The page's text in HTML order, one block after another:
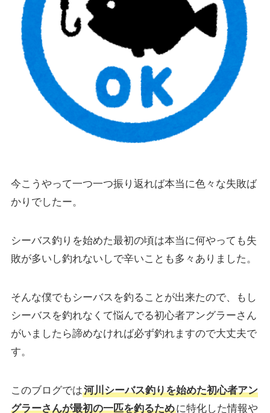
今こうやって一つ一つ振り返れば本当に色々な失敗ば
かりでしたー。
シーバス釣りを始めた最初の頃は本当に何やっても失
敗が多いし釣れないしで辛いことも多々ありました。
そんな僕でもシーバスを釣ることが出来たので、もし
シーバスを釣れなくて悩んでる初心者アングラーさん
がいましたら諦めなければ必ず釣れますので大丈夫で
す。
このブログでは河川シーバス釣りを始めた初心者アン
グラーさんが最初の一匹を釣るために特化した情報や